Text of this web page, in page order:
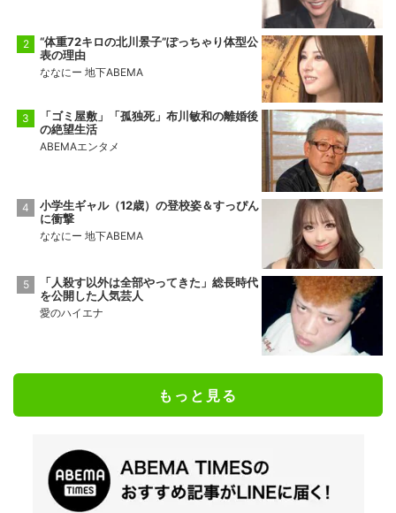
“体重72キロの北川景子”ぽっちゃり体型公
表の理由
ななにー 地下ABEMA
「ゴミ屋敷」「孤独死」布川敏和の離婚後
の絶望生活
ABEMAエンタメ
小学生ギャル（12歳）の登校姿＆すっぴん
に衝撃
ななにー 地下ABEMA
「人殺す以外は全部やってきた」総長時代
を公開した人気芸人
愛のハイエナ
もっと見る